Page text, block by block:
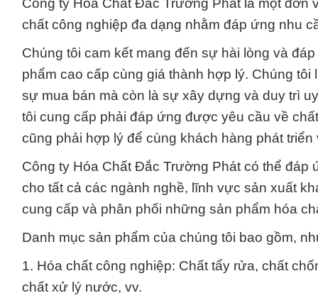
Công ty Hóa Chất Đắc Trường Phát là một đơn
chất công nghiệp đa dạng nhằm đáp ứng nhu
Chúng tôi cam kết mang đến sự hài lòng và
phẩm cao cấp cùng giá thành hợp lý. Chúng
sự mua bán mà còn là sự xây dựng và duy trì
tôi cung cấp phải đáp ứng được yêu cầu về
cũng phải hợp lý để cùng khách hàng phát
Công ty Hóa Chất Đắc Trường Phát có thể
cho tất cả các ngành nghề, lĩnh vực sản xuất
cung cấp và phân phối những sản phẩm hóa
Danh mục sản phẩm của chúng tôi bao gồm,
1. Hóa chất công nghiệp: Chất tẩy rửa, chất
chất xử lý nước, vv.